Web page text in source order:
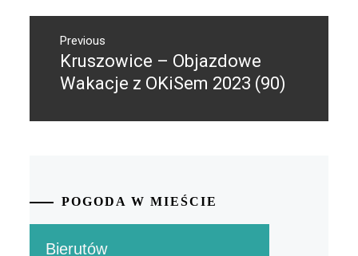
wpisuPrevious
Previous
post:
Kruszowice – Objazdowe
Wakacje z OKiSem 2023 (90)
POGODA W MIEŚCIE